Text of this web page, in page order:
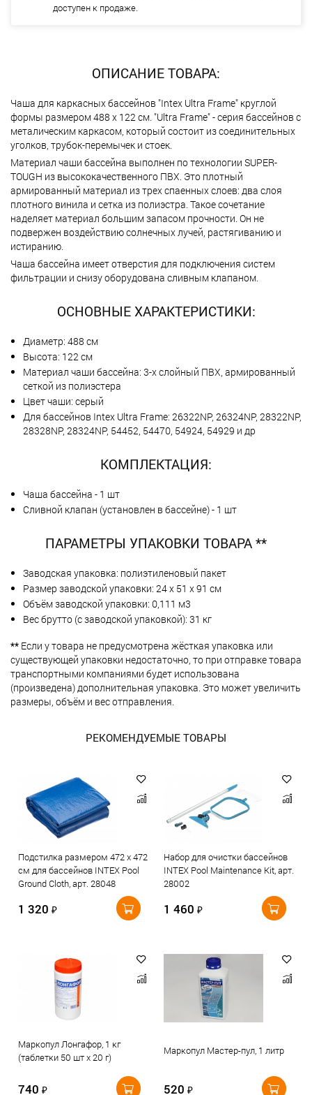
доступен к продаже.
ОПИСАНИЕ ТОВАРА:
Чаша для каркасных бассейнов "Intex Ultra Frame" круглой
формы размером 488 х 122 см. "Ultra Frame" - серия бассейнов с
металическим каркасом, который состоит из соединительных
уголков, трубок-перемычек и стоек.
Материал чаши бассейна выполнен по технологии SUPER-
TOUGH из высококачественного ПВХ. Это плотный
армированный материал из трех спаенных слоев: два слоя
плотного винила и сетка из полиэстра. Такое сочетание
наделяет материал большим запасом прочности. Он не
подвержен воздействию солнечных лучей, растягиванию и
истиранию.
Чаша бассейна имеет отверстия для подключения систем
фильтрации и снизу оборудована сливным клапаном.
ОСНОВНЫЕ ХАРАКТЕРИСТИКИ:
Диаметр: 488 см
Высота: 122 см
Материал чаши бассейна: 3-х слойный ПВХ, армированный
сеткой из полиэстера
Цвет чаши: серый
Для бассейнов Intex Ultra Frame: 26322NP, 26324NP, 28322NP,
28328NP, 28324NP, 54452, 54470, 54924, 54929 и др
КОМПЛЕКТАЦИЯ:
Чаша бассейна - 1 шт
Сливной клапан (установлен в бассейне) - 1 шт
ПАРАМЕТРЫ УПАКОВКИ ТОВАРА **
Заводская упаковка: полиэтиленовый пакет
Размер заводской упаковки: 24 х 51 х 91 см
Объём заводской упаковки: 0,111 м3
Вес брутто (с заводской упаковкой): 31 кг
** Если у товара не предусмотрена жёсткая упаковка или
существующей упаковки недостаточно, то при отправке товара
транспортными компаниями будет использована
(произведена) дополнительная упаковка. Это может увеличить
размеры, объём и вес отправления.
РЕКОМЕНДУЕМЫЕ ТОВАРЫ
Подстилка размером 472 х 472
см для бассейнов INTEX Pool
Ground Cloth, арт. 28048
1 320 ₽
Набор для очистки бассейнов
INTEX Pool Maintenance Kit, арт.
28002
1 460 ₽
Маркопул Лонгафор, 1 кг
(таблетки 50 шт х 20 г)
740 ₽
Маркопул Мастер-пул, 1 литр
520 ₽